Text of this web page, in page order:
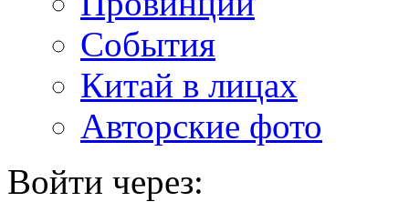
События
Китай в лицах
Авторские фото
Войти через: